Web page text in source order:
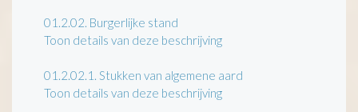
01.2.02. Burgerlijke stand
Toon details van deze beschrijving
01.2.02.1. Stukken van algemene aard
Toon details van deze beschrijving